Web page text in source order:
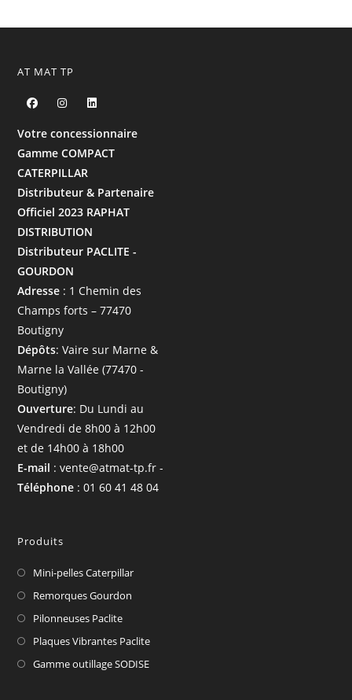
AT MAT TP
Votre concessionnaire
Gamme COMPACT
CATERPILLAR
Distributeur & Partenaire
Officiel 2023 RAPHAT
DISTRIBUTION
Distributeur PACLITE -
GOURDON
Adresse : 1 Chemin des
Champs forts – 77470
Boutigny
Dépôts: Vaire sur Marne &
Marne la Vallée (77470 -
Boutigny)
Ouverture: Du Lundi au
Vendredi de 8h00 à 12h00
et de 14h00 à 18h00
E-mail : vente@atmat-tp.fr -
Téléphone : 01 60 41 48 04
Produits
Mini-pelles Caterpillar
Remorques Gourdon
Pilonneuses Paclite
Plaques Vibrantes Paclite
Gamme outillage SODISE